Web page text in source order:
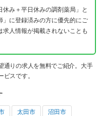
休み＋平日休みの調剤薬局」と
」に登録済みの方に優先的にご
人情報が掲載されないことも
通りの求人を無料でご紹介。大手
スです。
太田市 沼田市